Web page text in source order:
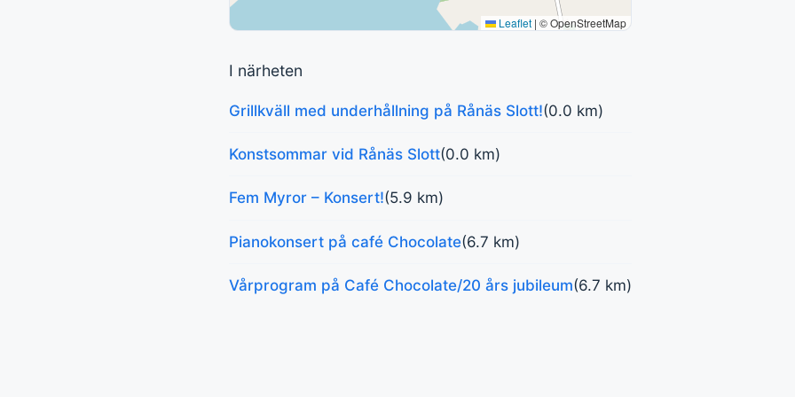
Leaflet | © OpenStreetMap
I närheten
Grillkväll med underhållning på Rånäs Slott!(0.0 km)
Konstsommar vid Rånäs Slott(0.0 km)
Fem Myror – Konsert!(5.9 km)
Pianokonsert på café Chocolate(6.7 km)
Vårprogram på Café Chocolate/20 års jubileum(6.7 km)